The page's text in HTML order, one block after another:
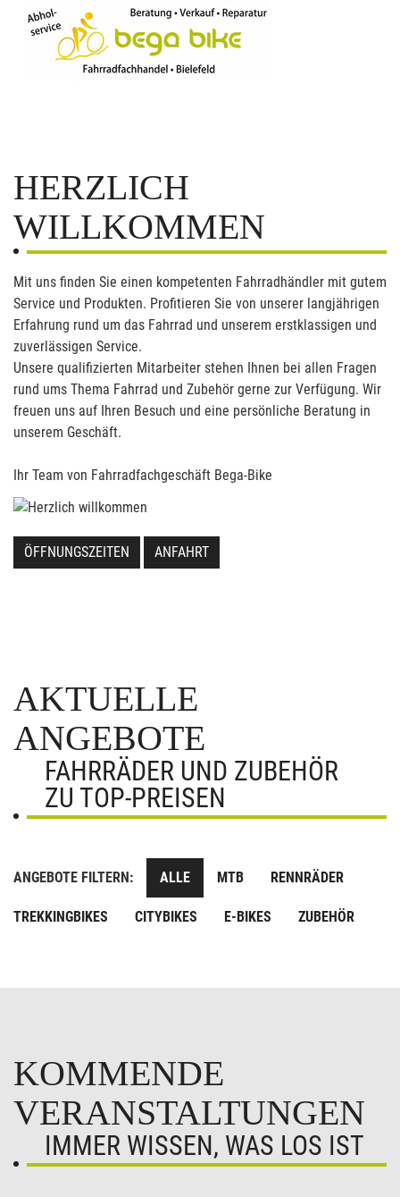
HERZLICH
WILLKOMMEN
Mit uns finden Sie einen kompetenten Fahrradhändler mit gutem
Service und Produkten. Profitieren Sie von unserer langjährigen
Erfahrung rund um das Fahrrad und unserem erstklassigen und
zuverlässigen Service.
Unsere qualifizierten Mitarbeiter stehen Ihnen bei allen Fragen
rund ums Thema Fahrrad und Zubehör gerne zur Verfügung. Wir
freuen uns auf Ihren Besuch und eine persönliche Beratung in
unserem Geschäft.
Ihr Team von Fahrradfachgeschäft Bega-Bike
ÖFFNUNGSZEITEN ANFAHRT
AKTUELLE
ANGEBOTE
FAHRRÄDER UND ZUBEHÖR
ZU TOP-PREISEN
ANGEBOTE FILTERN: ALLE MTB RENNRÄDER
TREKKINGBIKES CITYBIKES E-BIKES ZUBEHÖR
KOMMENDE
VERANSTALTUNGEN
IMMER WISSEN, WAS LOS IST